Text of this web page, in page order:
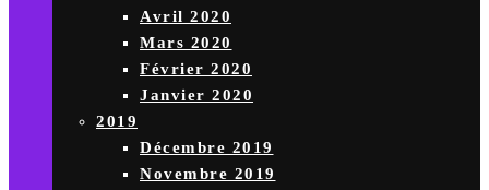
Avril 2020
Mars 2020
Février 2020
Janvier 2020
2019
Décembre 2019
Novembre 2019